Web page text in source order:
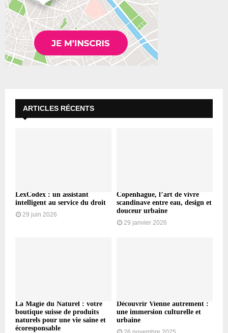
ARTICLES RÉCENTS
LexCodex : un assistant
intelligent au service du droit
29 juin 2026
Copenhague, l’art de vivre
scandinave entre eau, design et
douceur urbaine
29 janvier 2026
La Magie du Naturel : votre
boutique suisse de produits
naturels pour une vie saine et
écoresponsable
Découvrir Vienne autrement :
une immersion culturelle et
urbaine